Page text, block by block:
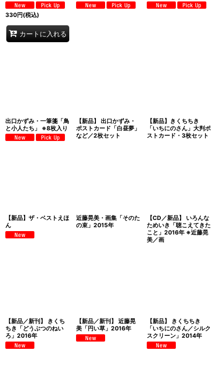
330円(税込)
カートに入れる
出口かずみ・一筆箋「鳥
と小人たち」 ※8枚入り
【新品】 出口かずみ・
ポストカード「白昼夢」
など／2枚セット
【新品】きくちちき
「いちにのさん」大判ポ
ストカード・3枚セット
【新品】ザ・ベストえほ
ん
近藤晃美・画集「そのた
の束」2015年
【CD／新品】 いろんな
ためいき「聴こえてきた
こと」2016年 ※近藤晃
美／画
【新品／新刊】 きくち
ちき「どうぶつのねい
ろ」2016年
【新品／新刊】 近藤晃
美「円い草」2016年
【新品】 きくちちき
「いちにのさん／シルク
スクリーン」2014年